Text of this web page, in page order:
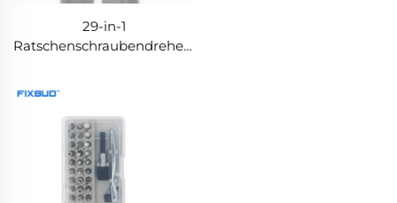
29-in-1
Ratschenschraubendreher-